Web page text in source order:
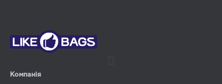
Компанія